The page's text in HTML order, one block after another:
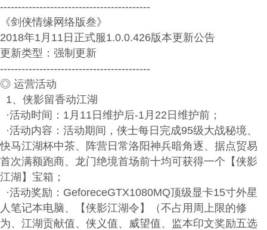
------------------------------------------
《剑侠情缘网络版叁》
2018年1月11日正式服1.0.0.426版本更新公告
更新类型：强制更新
------------------------------------------
◎ 运营活动
1、侠影留香动江湖
·活动时间：1月11日维护后-1月22日维护前；
·活动内容：活动期间，侠士每日完成95级大战秘境、
快马江湖杯中茶、阵营日常洛阳神兵暗角逐、据点贸易
首次满额跑商、龙门绝境首场前十均可获得一个【侠影
江湖】宝箱；
·活动奖励：GeforeceGTX1080MQ顶级显卡15寸外星
人笔记本电脑、【侠影江湖令】（不占用周上限的修
为、江湖贡献值、侠义值、威望值、监本印文奖励五选